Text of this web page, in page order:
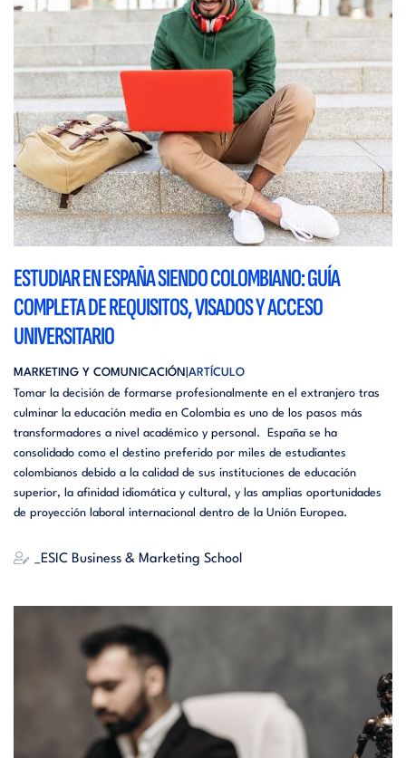
ESTUDIAR EN ESPAÑA SIENDO COLOMBIANO: GUÍA
COMPLETA DE REQUISITOS, VISADOS Y ACCESO
UNIVERSITARIO
MARKETING Y COMUNICACIÓN ARTÍCULO
Tomar la decisión de formarse profesionalmente en el extranjero tras
culminar la educación media en Colombia es uno de los pasos más
transformadores a nivel académico y personal. España se ha
consolidado como el destino preferido por miles de estudiantes
colombianos debido a la calidad de sus instituciones de educación
superior, la afinidad idiomática y cultural, y las amplias oportunidades
de proyección laboral internacional dentro de la Unión Europea.
_ESIC Business & Marketing School